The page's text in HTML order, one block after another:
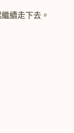
續走下去。